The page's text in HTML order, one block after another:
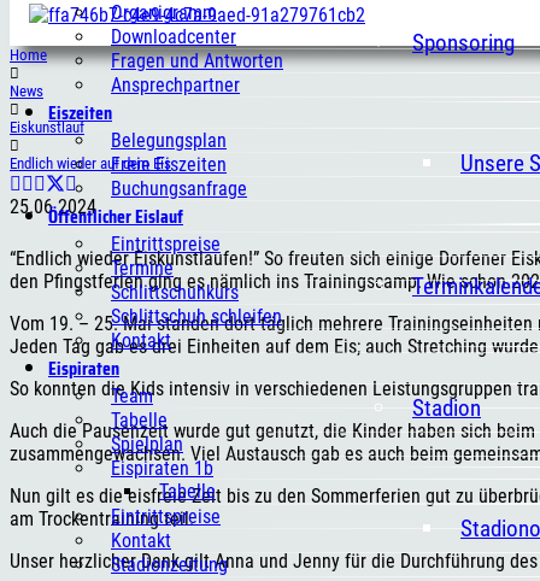
Sponsoring
Unsere
Stadion
Organigramm
Downloadcenter
Fragen und Antworten
Ansprechpartner
Eiszeiten
Belegungsplan
Freie Eiszeiten
Buchungsanfrage
Öffentlicher Eislauf
Eintrittspreise
Termine
Schlittschuhkurs
Schlittschuh schleifen
Kontakt
Eispiraten
Team
Tabelle
Spielplan
Eispiraten 1b
Tabelle
Eintrittspreise
Kontakt
Stadionzeitung
Home
News
Eiskunstlauf
Endlich wieder auf dem Eis
25.06.2024
“Endlich wieder Eiskunstlaufen!” So freuten sich einige Dorfener
den Pfingstferien ging es nämlich ins Trainingscamp. Wie schon
Vom 19. – 25. Mai standen dort täglich mehrere
Jeden Tag gab es drei Einheiten auf dem Eis; auch Stretching
So konnten die Kids intensiv in verschiedenen Leistungsgruppen
Auch die Pausenzeit wurde gut genutzt, die Kinder haben sich
zusammengewachsen. Viel Austausch gab es auch beim
Nun gilt es die eisfreie Zeit bis zu den Sommerferien gut zu
am Trockentraining teil.
Unser herzlicher Dank gilt Anna und Jenny für die Durchführung des